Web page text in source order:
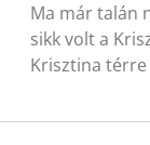
Ma már talán
sikk volt a
Krisztina